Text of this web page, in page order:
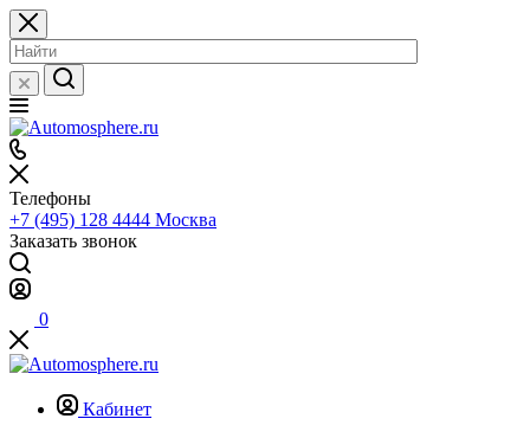
Телефоны
+7 (495) 128 4444 Москва
Заказать звонок
0
Кабинет